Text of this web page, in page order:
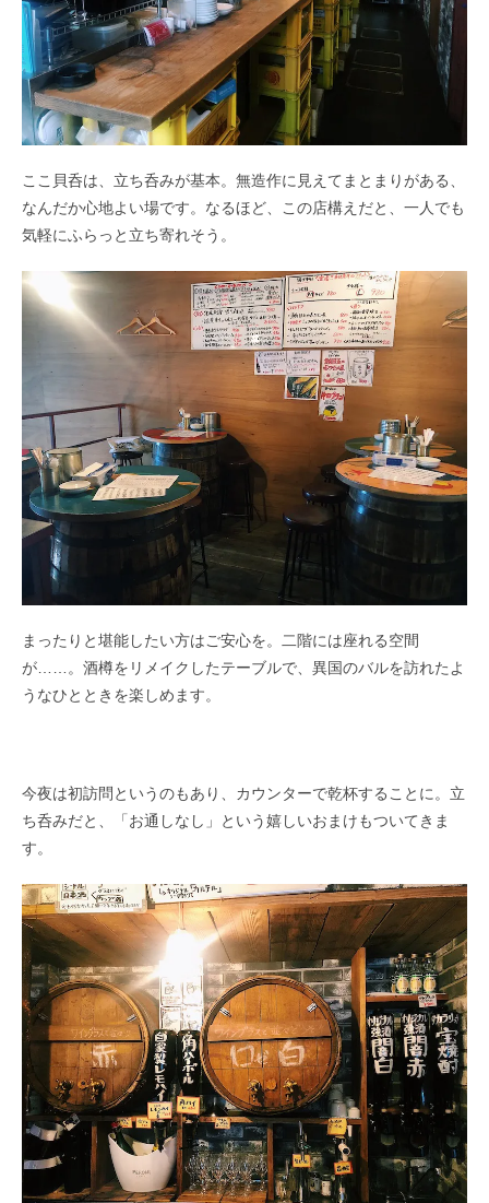
ここ貝呑は、立ち呑みが基本。無造作に見えてまとまりがある、
なんだか心地よい場です。なるほど、この店構えだと、一人でも
気軽にふらっと立ち寄れそう。
まったりと堪能したい方はご安心を。二階には座れる空間
が……。酒樽をリメイクしたテーブルで、異国のバルを訪れたよ
うなひとときを楽しめます。
今夜は初訪問というのもあり、カウンターで乾杯することに。立
ち呑みだと、「お通しなし」という嬉しいおまけもついてきま
す。